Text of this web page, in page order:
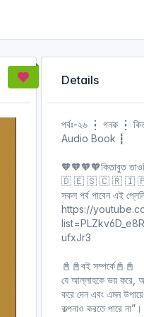
Details
পর্বঃ-২৬ ┇ গনক ┇
Audio Book ┇
🧡🧡🧡🧡কিতাবুত
🇩 🇪 🇸 🇨 🇷 🇮
সকল পর্ব পাবেন এই
https://
ufxJr3
📓📓বই সম্পর্কে📓📓
যে আল্লাহকে ভয় করে,
করে দেন এবং এমন
কল্পনাও করতে পারে